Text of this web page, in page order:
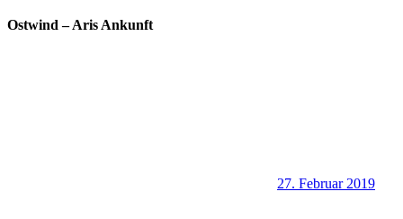
Ostwind – Aris Ankunft
27. Februar 2019